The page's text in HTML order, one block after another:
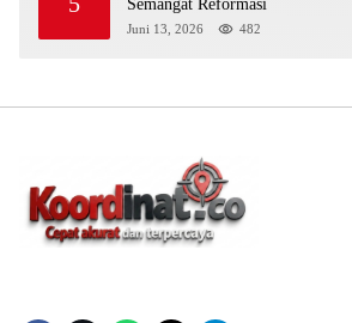
Semangat Reformasi
Juni 13, 2026 482